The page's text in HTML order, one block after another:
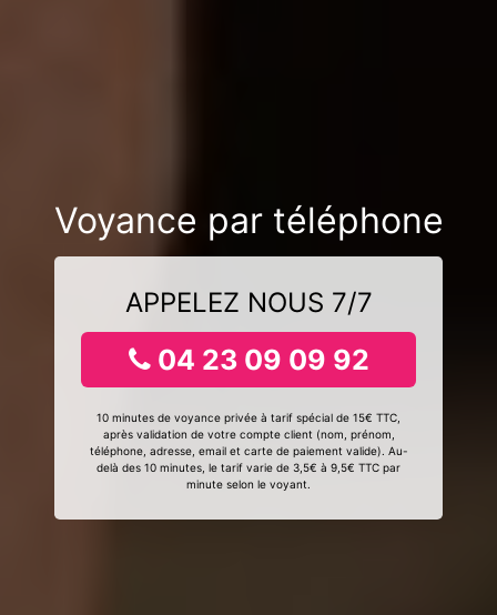
Voyance par téléphone
APPELEZ NOUS 7/7
04 23 09 09 92
10 minutes de voyance privée à tarif spécial de 15€ TTC,
après validation de votre compte client (nom, prénom,
téléphone, adresse, email et carte de paiement valide). Au-
delà des 10 minutes, le tarif varie de 3,5€ à 9,5€ TTC par
minute selon le voyant.